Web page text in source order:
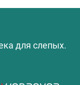
для слепых.